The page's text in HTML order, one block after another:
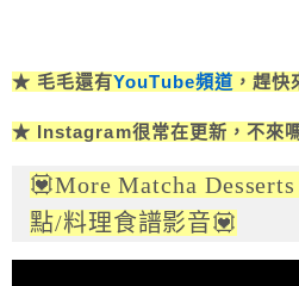
★ 毛毛還有YouTube頻道 ，趕
★ Instagram很常在更新，不來
💟More Matcha
點/料理食譜影音💟